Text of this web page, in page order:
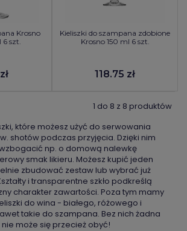
Krosno
6 szt.
Kieliszki do szampana zdobione
Krosno 150 ml 6 szt.
118.75 zł
1 do 8 z 8 produktów
które możesz użyć do serwowania
shotów podczas przyjęcia. Dzięki nim
np. o domową nalewkę
smak likieru. Możesz kupić jeden
zbudować zestaw lub wybrać już
i transparentne szkło podkreślą
charakter zawartości. Poza tym mamy
do wina - białego, różowego i
takie do szampana. Bez nich żadna
może się przecież obyć!